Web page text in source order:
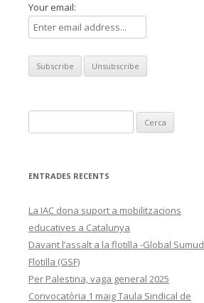
Your email:
ENTRADES RECENTS
La IAC dona suport a mobilitzacions
educatives a Catalunya
Davant l’assalt a la flotilla -Global Sumud
Flotilla (GSF)
Per Palestina, vaga general 2025
Convocatòria 1 maig Taula Sindical de